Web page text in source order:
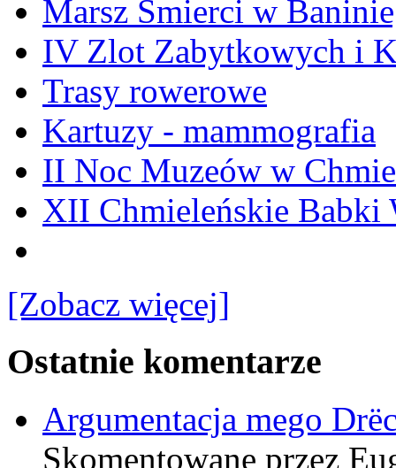
Marsz Śmierci w
IV Zlot Zabytkowych i
Trasy rowerowe
Kartuzy - mammografia
II Noc Muzeów w
XII Chmieleńskie Babki
[Zobacz więcej]
Ostatnie komentarze
Argumentacja mego
Skomentowane przez